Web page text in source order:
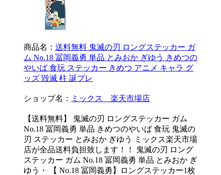
商品名： 送料無料 鬼滅の刃 ロングステッカー ガ
ム No.18 冨岡義勇 単品 とみおか ぎゆう きめつの
やいば 食玩 ステッカー きめつ アニメ キャラ グ
ッズ 毀滅 柱 誕プレ
ショップ名： ミックス 楽天市場店
【送料無料】 鬼滅の刃 ロングステッカー ガム
No.18 冨岡義勇 単品 きめつのやいば 食玩 鬼滅の
刃 ステッカー とみおか ぎゆう ミックス楽天市場
店が全品送料負担致します！！ 鬼滅の刃 ロング
ステッカー ガム No.18 冨岡義勇 単品 とみおか ぎ
ゆう・ 【 No.18 冨岡義勇】ロングステッカー1枚